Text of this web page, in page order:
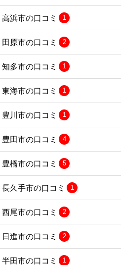
高浜市の口コミ 1
田原市の口コミ 2
知多市の口コミ 1
東海市の口コミ 1
豊川市の口コミ 1
豊田市の口コミ 4
豊橋市の口コミ 5
長久手市の口コミ 1
西尾市の口コミ 2
日進市の口コミ 2
半田市の口コミ 1